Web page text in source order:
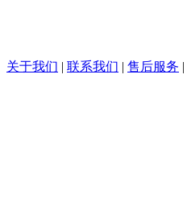
关于我们 | 联系我们 | 售后服务 |